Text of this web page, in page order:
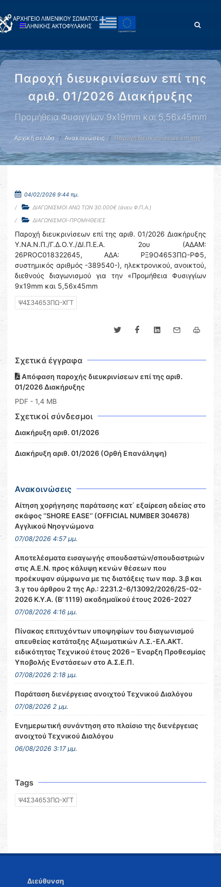
Παροχή διευκρινίσεων επί της
αριθ. 01/2026 Διακήρυξης
Προμήθεια Φυσιγγίων 9x19mm και 5,56x45mm
Αρχική σελίδα Ανακοινώσεις Παροχή διευκρινίσεων επί της …
04/02/2026 9:44 πμ.
ΔΙΑΓΩΝΙΣΜΟΙ ΑΝΩ ΤΩΝ 30.000€ (άνευ Φ.Π.Α.)
ΔΙΑΓΩΝΙΣΜΟΙ-ΠΡΟΜΗΘΕΙΕΣ
Παροχή διευκρινίσεων επί της αριθ. 01/2026 Διακήρυξης
Υ.ΝΑ.Ν.Π./Γ.Δ.Ο.Υ./ΔΙ.Π.Ε.Α. 2ου (ΑΔΑΜ:
26PROC018322645, ΑΔΑ: ΡΞ9Ο4653ΠΩ-ΡΦ5,
συστημικός αριθμός -389540-), ηλεκτρονικού, ανοικτού,
διεθνούς διαγωνισμού για την «Προμήθεια Φυσιγγίων
9x19mm και 5,56x45mm
Ψ4Σ34653ΠΩ-ΧΓΤ
Σχετικά έγγραφα
Απόφαση παροχής διευκρινίσεων επί της αριθ.
01/2026 Διακήρυξης
PDF - 1,4 MB
Σχετικοί σύνδεσμοι
Διακήρυξη αριθ. 01/2026
Διακήρυξη αριθ. 01/2026 (Ορθή Επανάληψη)
Ανακοινώσεις
Αίτηση χορήγησης παράτασης κατ΄ εξαίρεση αδείας στο
σκάφος ‘’SHORE EASE’’ (OFFICIAL NUMBER 304678)
Αγγλικού Νηογνώμονα
07/08/2026 4:57 μμ.
Αποτελέσματα εισαγωγής σπουδαστών/σπουδαστριών
στις Α.Ε.Ν. προς κάλυψη κενών θέσεων που
προέκυψαν σύμφωνα με τις διατάξεις των παρ. 3.β και
3.γ του άρθρου 2 της Αρ.: 2231.2-6/13092/2026/25-02-
2026 Κ.Υ.Α. (Β’ 1119) ακαδημαϊκού έτους 2026-2027
07/08/2026 4:16 μμ.
Πίνακας επιτυχόντων υποψηφίων του διαγωνισμού
απευθείας κατάταξης Αξιωματικών Λ.Σ.-ΕΛ.ΑΚΤ.
ειδικότητας Τεχνικού έτους 2026 – Έναρξη Προθεσμίας
Υποβολής Ενστάσεων στο Α.Σ.Ε.Π.
07/08/2026 2:18 μμ.
Παράταση διενέργειας ανοιχτού Τεχνικού Διαλόγου
07/08/2026 2 μμ.
Ενημερωτική συνάντηση στο πλαίσιο της διενέργειας
ανοιχτού Τεχνικού Διαλόγου
06/08/2026 3:17 μμ.
Tags
Ψ4Σ34653ΠΩ-ΧΓΤ
Διεύθυνση